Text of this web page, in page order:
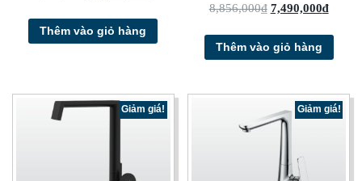
Thêm vào giỏ hàng
8,856,000₫ 7,490,000₫
Thêm vào giỏ hàng
Giảm giá! Giảm giá!